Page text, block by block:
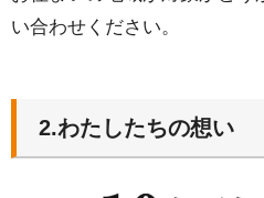
い合わせください。
2.わたしたちの想い